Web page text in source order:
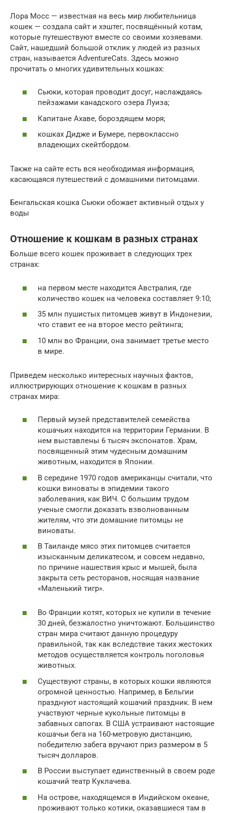
Лора Мосс — известная на весь мир любительница
кошек — создала сайт и хэштег, посвящённый котам,
которые путешествуют вместе со своими хозяевами.
Сайт, нашедший большой отклик у людей из разных
стран, называется AdventureCats. Здесь можно
прочитать о многих удивительных кошках:
Сьюки, которая проводит досуг, наслаждаясь
пейзажами канадского озера Луиза;
Капитане Ахаве, бороздящем моря;
кошках Дидже и Бумере, первоклассно
владеющих скейтбордом.
Также на сайте есть вся необходимая информация,
касающаяся путешествий с домашними питомцами.
Бенгальская кошка Сьюки обожает активный отдых у
воды
Отношение к кошкам в разных странах
Больше всего кошек проживает в следующих трех
странах:
на первом месте находится Австралия, где
количество кошек на человека составляет 9:10;
35 млн пушистых питомцев живут в Индонезии,
что ставит ее на второе место рейтинга;
10 млн во Франции, она занимает третье место
в мире.
Приведем несколько интересных научных фактов,
иллюстрирующих отношение к кошкам в разных
странах мира:
Первый музей представителей семейства
кошачьих находится на территории Германии. В
нем выставлены 6 тысяч экспонатов. Храм,
посвященный этим чудесным домашним
животным, находится в Японии.
В середине 1970 годов американцы считали, что
кошки виноваты в эпидемии такого
заболевания, как ВИЧ. С большим трудом
ученые смогли доказать взволнованным
жителям, что эти домашние питомцы не
виноваты.
В Таиланде мясо этих питомцев считается
изысканным деликатесом, и совсем недавно,
по причине нашествия крыс и мышей, была
закрыта сеть ресторанов, носящая название
«Маленький тигр».
Во Франции котят, которых не купили в течение
30 дней, безжалостно уничтожают. Большинство
стран мира считают данную процедуру
правильной, так как вследствие таких жестоких
методов осуществляется контроль поголовья
животных.
Существуют страны, в которых кошки являются
огромной ценностью. Например, в Бельгии
празднуют настоящий кошачий праздник. В нем
участвуют черные кукольные питомцы в
забавных сапогах. В США устраивают настоящие
кошачьи бега на 160-метровую дистанцию,
победителю забега вручают приз размером в 5
тысяч долларов.
В России выступает единственный в своем роде
кошачий театр Куклачева.
На острове, находящемся в Индийском океане,
проживают только котики, оказавшиеся там в